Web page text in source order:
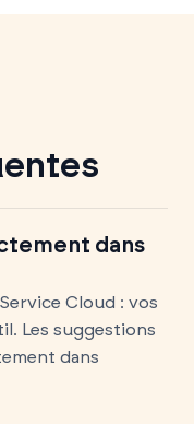
dans
Cloud : vos
Les suggestions
dans